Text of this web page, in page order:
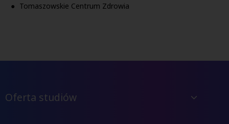
Tomaszowskie Centrum Zdrowia
Oferta studiów